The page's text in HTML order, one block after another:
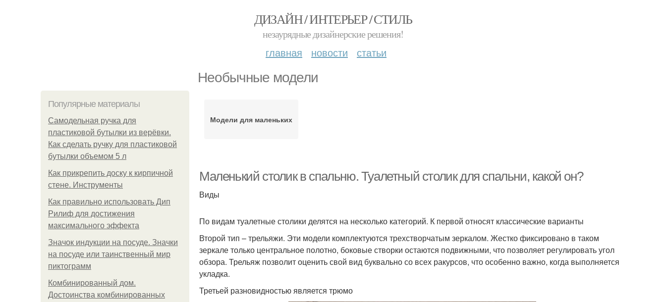
ДИЗАЙН / ИНТЕРЬЕР / СТИЛЬ
незаурядные дизайнерские решения!
главная новости статьи
Необычные модели
Популярные материалы
Самодельная ручка для
пластиковой бутылки из верёвки.
Как сделать ручку для пластиковой
бутылки объемом 5 л
Как прикрепить доску к кирпичной
стене. Инструменты
Как правильно использовать Дип
Рилиф для достижения
максимального эффекта
Значок индукции на посуде. Значки
на посуде или таинственный мир
пиктограмм
Комбинированный дом.
Достоинства комбинированных
Модели для маленьких
Маленький столик в спальню. Туалетный столик для спальни, какой он?
Виды
По видам туалетные столики делятся на несколько категорий. К первой относят классические варианты
Второй тип – трельяжи. Эти модели комплектуются трехстворчатым зеркалом. Жестко фиксировано в таком
зеркале только центральное полотно, боковые створки остаются подвижными, что позволяет регулировать угол
обзора. Трельяж позволит оценить свой вид буквально со всех ракурсов, что особенно важно, когда выполняется
укладка.
Третьей разновидностью является трюмо